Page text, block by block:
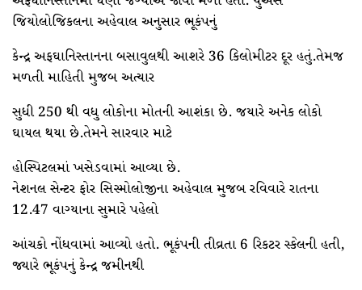
જિયોલોજિકલના અહેવાલ અનુસાર ભૂકંપનું
કેન્દ્ર અફઘાનિસ્તાનના બસાવુલથી આશરે 36 કિલોમીટર દૂર હતું.તેમજ
મળતી માહિતી મુજબ અત્યાર
સુધી 250 થી વધુ લોકોના મોતની આશંકા છે. જયારે અનેક લોકો
ઘાયલ થયા છે.તેમને સારવાર માટે
હોસ્પિટલમાં ખસેડવામાં આવ્યા છે.
નેશનલ સેન્ટર ફોર સિસ્મોલોજીના અહેવાલ મુજબ રવિવારે રાતના
12.47 વાગ્યાના સુમારે પહેલો
આંચકો નોંધવામાં આવ્યો હતો. ભૂકંપની તીવ્રતા 6 રિકટર સ્કેલની હતી,
જ્યારે ભૂકંપનું કેન્દ્ર જમીનથી